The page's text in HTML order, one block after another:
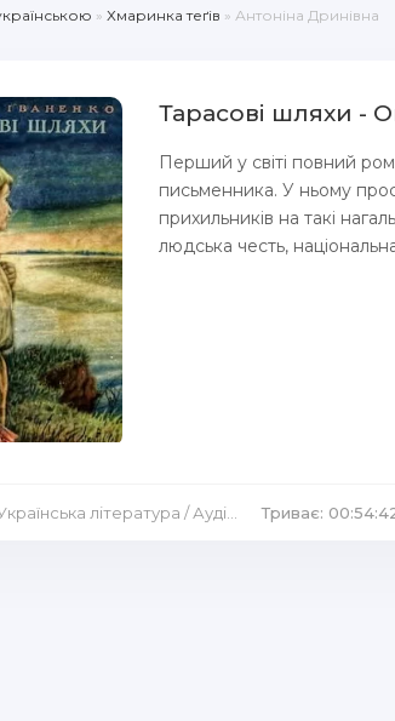
» Хмаринка теґів » Антоніна Дринівна
Тарасові шляхи -
Перший у світі повний
письменника. У ньому
прихильників на такі
людська честь,
література /Аудіокниги Повісті й оповідання Триває: